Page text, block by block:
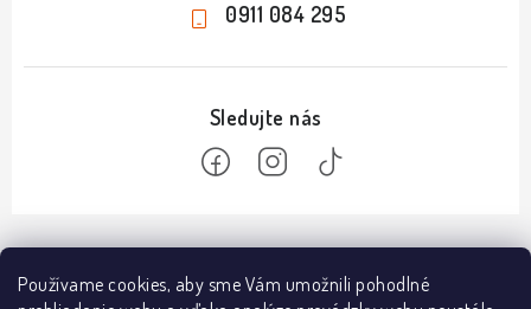
Používame cookies, aby sme Vám umožnili pohodlné
0911 084 295
Z
á
Informácie